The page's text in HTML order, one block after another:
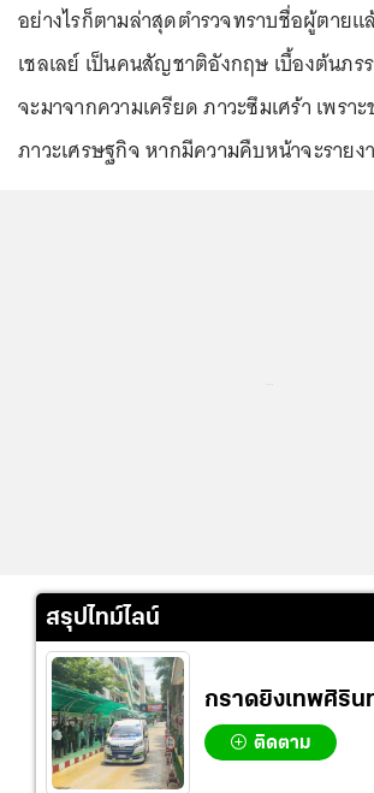
อย่างไรก็ตามล่าสุดตำรวจทราบชื่อผู้ตายแ
เชลเลย์ เป็นคนสัญชาติอังกฤษ เบื้องต้นภร
จะมาจากความเครียด ภาวะซึมเศร้า เพรา
ภาวะเศรษฐกิจ หากมีความคืบหน้าจะรายง
สรุปไทม์ไลน์
กราดยิงเทพศิริน
ติดตาม